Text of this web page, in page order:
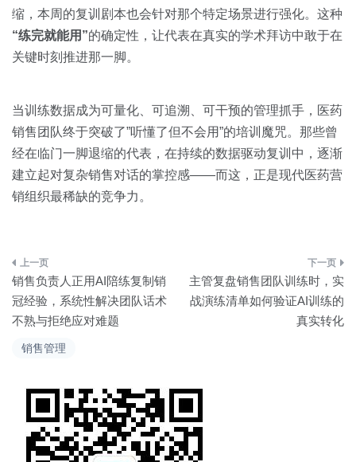
销售管理
缩，本周的复训剧本也会针对那个特定场景进行强化。这种
“练完就能用”的确定性，让代表在真实的学术拜访中敢于在
关键时刻推进那一脚。
当训练数据成为可量化、可追溯、可干预的管理抓手，医药
销售团队终于突破了”听懂了但不会用”的培训魔咒。那些曾
经在临门一脚退缩的代表，在持续的数据驱动复训中，逐渐
建立起对复杂销售对话的掌控感——而这，正是现代医药营
销组织最稀缺的竞争力。
文
章
导
销售负责人正用AI陪练复制销
冠经验，系统性解决团队话术
不熟与拒绝应对难题
主管复盘销售团队训练时，实
战演练清单如何验证AI训练的
真实转化